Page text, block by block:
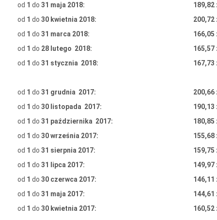
od 1 do 31 maja 2018:
189,82
od 1 do 30 kwietnia 2018:
200,72
od 1 do 31 marca 2018:
166,05
od 1 do 28 lutego 2018:
165,57
od 1 do 31 stycznia 2018: 167,73
od 1 do 31 grudnia 2017:
200,66
od 1 do 30 listopada 2017:
190,13
od 1 do 31 października 2017:
180,85
od 1 do 30 września 2017:
155,68
od 1 do 31 sierpnia 2017:
159,75
od 1 do 31 lipca 2017:
149,97
od 1 do 30 czerwca 2017:
146,11
od 1 do 31 maja 2017:
144,61
od 1 do 30 kwietnia 2017:
160,52